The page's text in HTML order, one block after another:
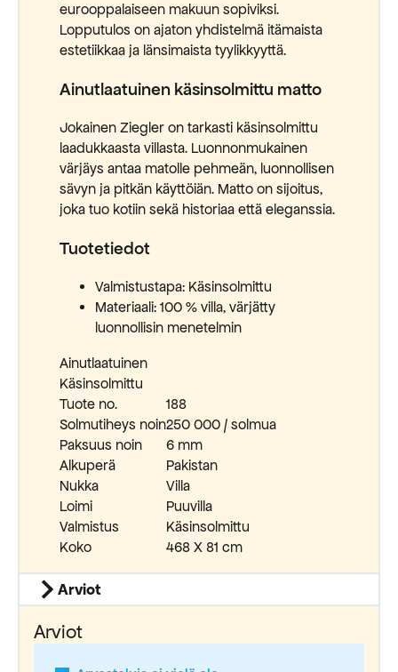
eurooppalaiseen makuun sopiviksi.
Lopputulos on ajaton yhdistelmä itämaista
estetiikkaa ja länsimaista tyylikkyyttä.
Ainutlaatuinen käsinsolmittu matto
Jokainen Ziegler on tarkasti käsinsolmittu
laadukkaasta villasta. Luonnonmukainen
värjäys antaa matolle pehmeän, luonnollisen
sävyn ja pitkän käyttöiän. Matto on sijoitus,
joka tuo kotiin sekä historiaa että eleganssia.
Tuotetiedot
Valmistustapa: Käsinsolmittu
Materiaali: 100 % villa, värjätty
luonnollisin menetelmin
Ainutlaatuinen
Käsinsolmittu
Tuote no.
188
Solmutiheys noin250 000 / solmua
Paksuus noin
6 mm
Alkuperä
Pakistan
Nukka
Villa
Loimi
Puuvilla
Valmistus
Käsinsolmittu
Koko
468 X 81 cm
Arviot
Arviot